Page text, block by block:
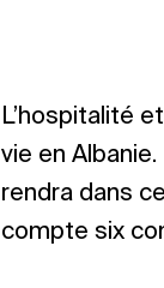
L’hospitalité
vie en
rendra dans
compte six